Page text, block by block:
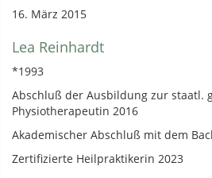
16. März 2015
Lea Reinhardt
*1993
Abschluß der Ausbildung zur staatl.
Physiotherapeutin 2016
Akademischer Abschluß mit dem
Zertifizierte Heilpraktikerin 2023